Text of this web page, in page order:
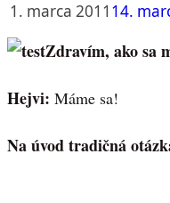
1. marca 201114.
Zdravím, ako sa
Hejvi: Máme sa!
Na úvod tradičná